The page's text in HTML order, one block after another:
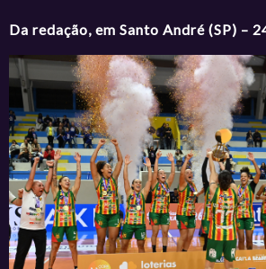
Da redação, em Santo André (SP) –